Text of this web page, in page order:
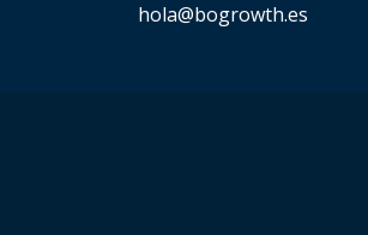
hola@bogrowth.es